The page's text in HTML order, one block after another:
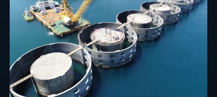
タチバナ工業はやわかり
事業紹介
保有船舶